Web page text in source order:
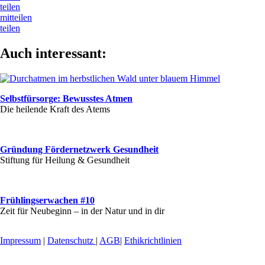
teilen
mitteilen
teilen
Auch interessant:
Selbstfürsorge: Bewusstes Atmen
Die heilende Kraft des Atems
Gründung Fördernetzwerk Gesundheit
Stiftung für Heilung & Gesundheit
Frühlingserwachen #10
Zeit für Neubeginn – in der Natur und in dir
Impressum | Datenschutz | AGB| Ethikrichtlinien